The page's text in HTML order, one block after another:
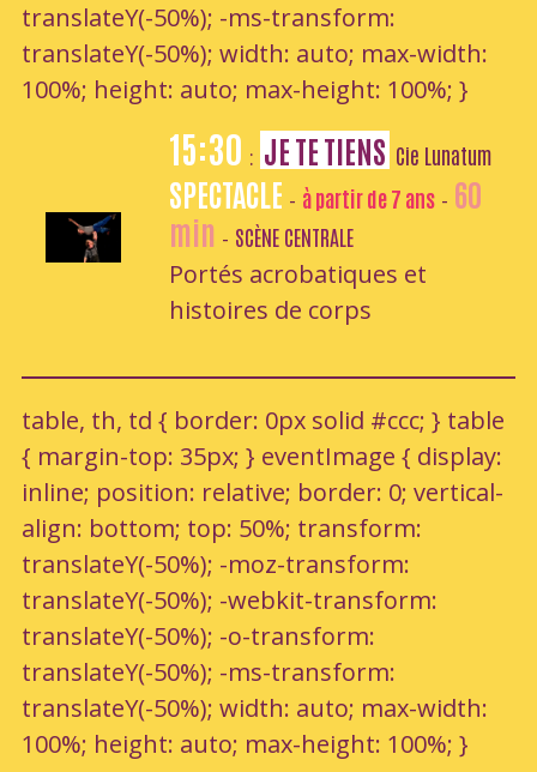
translateY(-50%); -ms-transform:
translateY(-50%); width: auto; max-width:
100%; height: auto; max-height: 100%; }
15:30 : JE TE TIENS Cie Lunatum
SPECTACLE - à partir de 7 ans- 60
min - SCÈNE CENTRALE
Portés acrobatiques et
histoires de corps
table, th, td { border: 0px solid #ccc; } table
{ margin-top: 35px; } eventImage { display:
inline; position: relative; border: 0; vertical-
align: bottom; top: 50%; transform:
translateY(-50%); -moz-transform:
translateY(-50%); -webkit-transform:
translateY(-50%); -o-transform:
translateY(-50%); -ms-transform:
translateY(-50%); width: auto; max-width:
100%; height: auto; max-height: 100%; }